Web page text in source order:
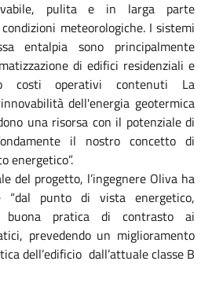
pulita e in larga parte
meteorologiche. I sistemi
entalpia sono principalmente
di edifici residenziali e
costi operativi contenuti La
dell'energia geotermica
una risorsa con il potenziale di
il nostro concetto di
energetico”.
del progetto, l’ingegnere Oliva ha
“dal punto di vista energetico,
buona pratica di contrasto ai
prevedendo un miglioramento
dell’edificio dall’attuale classe B